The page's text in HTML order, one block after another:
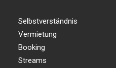
Selbstverständnis
Vermietung
Booking
Streams